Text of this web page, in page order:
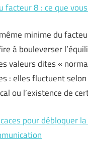
facteur 8 : ce que
minime du
à bouleverser
valeurs dites «
: elles fluctuent selon
ou l’existence de
pour débloquer